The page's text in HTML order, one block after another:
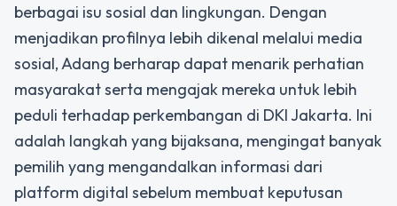
berbagai isu sosial dan lingkungan. Dengan
menjadikan profilnya lebih dikenal melalui media
sosial, Adang berharap dapat menarik perhatian
masyarakat serta mengajak mereka untuk lebih
peduli terhadap perkembangan di DKI Jakarta. Ini
adalah langkah yang bijaksana, mengingat banyak
pemilih yang mengandalkan informasi dari
platform digital sebelum membuat keputusan